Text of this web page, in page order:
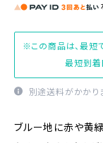
※この商品は、最短
最短到着
別途送料がかかり
ブルー地に赤や黄